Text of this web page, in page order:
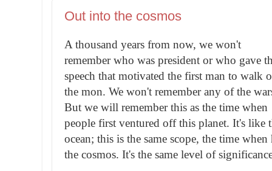
Out into the cosmos
A thousand years from now, we won't
remember who was president or who gave
speech that motivated the first man to walk
the mon. We won't remember any of the
But we will remember this as the time when
people first ventured off this planet. It's like
ocean; this is the same scope, the time
the cosmos. It's the same level of